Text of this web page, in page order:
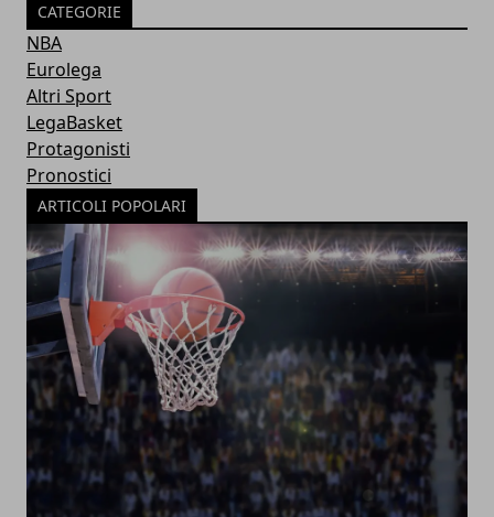
CATEGORIE
NBA
Eurolega
Altri Sport
LegaBasket
Protagonisti
Pronostici
ARTICOLI POPOLARI